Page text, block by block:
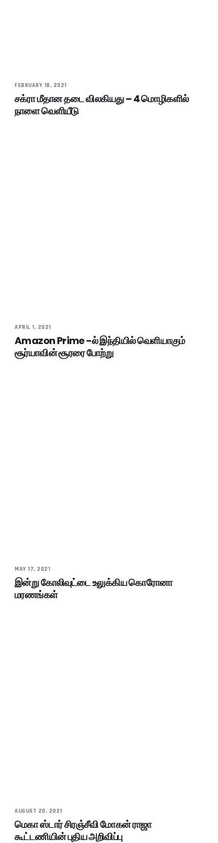
FEBRUARY 18, 2021
சக்ரா மீதான தடை விலகியது – 4 மொழிகளில்
நாளை வெளியீடு
APRIL 1, 2021
Amazon Prime -ல் இந்தியில் வெளியாகும்
சூர்யாவின் சூரரை போற்று
MAY 17, 2021
இன்று கோலிவுட்டை உலுக்கிய கொரோனா
மரணங்கள்
AUGUST 20, 2021
மெகா ஸ்டார் சிரஞ்சீவி மோகன் ராஜா
கூட்டணியின் புதிய அறிவிப்பு